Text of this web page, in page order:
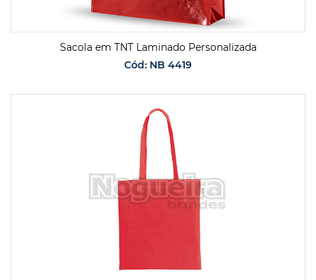
Sacola em TNT Laminado Personalizada
Cód: NB 4419
SOLICITAR ORÇAMENTO